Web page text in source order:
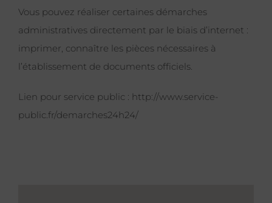
Vous pouvez réaliser certaines démarches
administratives directement par le biais d’internet :
imprimer, connaître les pièces nécessaires à
l’établissement de documents officiels.
Lien pour service public : http://www.service-
public.fr/demarches24h24/